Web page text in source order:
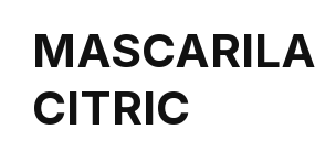
MASCARILA
CITRIC